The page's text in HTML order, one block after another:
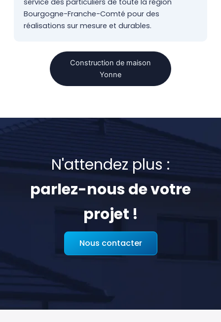
service des particuliers de toute la région
Bourgogne-Franche-Comté pour des
réalisations sur mesure et durables.
Construction de maison
Yonne
N'attendez plus :
parlez-nous de votre
projet !
Nous contacter